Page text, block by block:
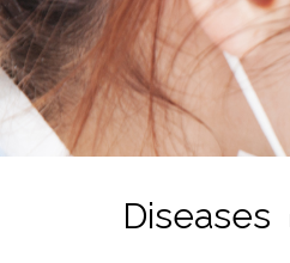
Diseases